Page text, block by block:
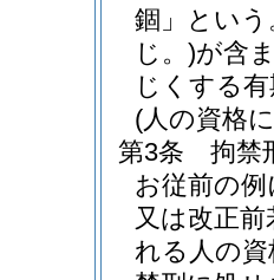
錮」という
じ。)が含
じくする
(人の資格
第3条
拘禁
お従前の
又は改正
れる人の